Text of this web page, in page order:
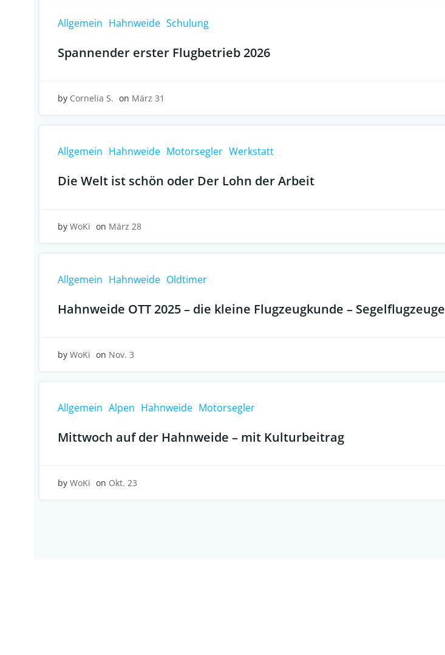
Allgemein Hahnweide Schulung
Spannender erster Flugbetrieb 2026
by Cornelia S. on März 31
Allgemein Hahnweide Motorsegler Werkstatt
Die Welt ist schön oder Der Lohn der Arbeit
by WoKi on März 28
Allgemein Hahnweide Oldtimer
Hahnweide OTT 2025 – die kleine Flugzeugkunde – Segelflugzeuge
by WoKi on Nov. 3
Allgemein Alpen Hahnweide Motorsegler
Mittwoch auf der Hahnweide – mit Kulturbeitrag
by WoKi on Okt. 23